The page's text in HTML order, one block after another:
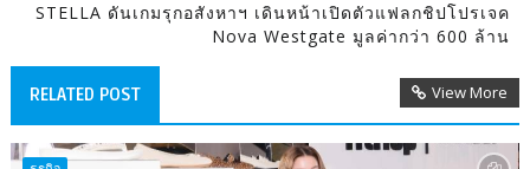
STELLA ดันเกมรุกอสังหาฯ เดินหน้าเปิดตัวแฟลกชิปโปรเจค
Nova Westgate มูลค่ากว่า 600 ล้าน
RELATED POST View More